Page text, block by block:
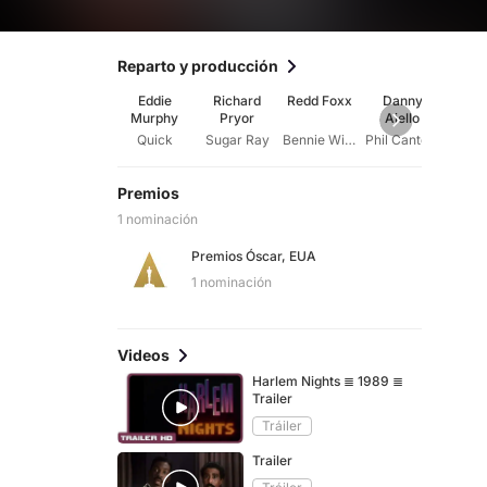
Reparto y producción
Eddie
Murphy
Quick
Richard
Pryor
Sugar Ray
Redd Foxx
Bennie Wilson
Danny
Aiello
Premios
1 nominación
Premios Óscar, EUA
1 nominación
Videos
Harlem Nights ≣ 1989 ≣
Trailer
Tráiler
Trailer